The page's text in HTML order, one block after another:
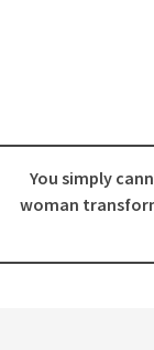
You simply
woman